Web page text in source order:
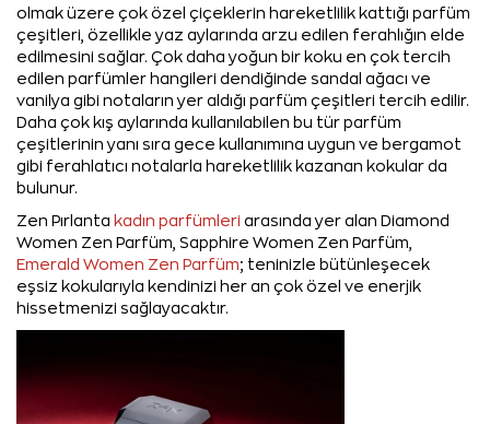
olmak üzere çok özel çiçeklerin hareketlilik kattığı parfüm
çeşitleri, özellikle yaz aylarında arzu edilen ferahlığın elde
edilmesini sağlar. Çok daha yoğun bir koku en çok tercih
edilen parfümler hangileri dendiğinde sandal ağacı ve
vanilya gibi notaların yer aldığı parfüm çeşitleri tercih edilir.
Daha çok kış aylarında kullanılabilen bu tür parfüm
çeşitlerinin yanı sıra gece kullanımına uygun ve bergamot
gibi ferahlatıcı notalarla hareketlilik kazanan kokular da
bulunur.
Zen Pırlanta kadın parfümleri arasında yer alan Diamond
Women Zen Parfüm, Sapphire Women Zen Parfüm,
Emerald Women Zen Parfüm; teninizle bütünleşecek
eşsiz kokularıyla kendinizi her an çok özel ve enerjik
hissetmenizi sağlayacaktır.